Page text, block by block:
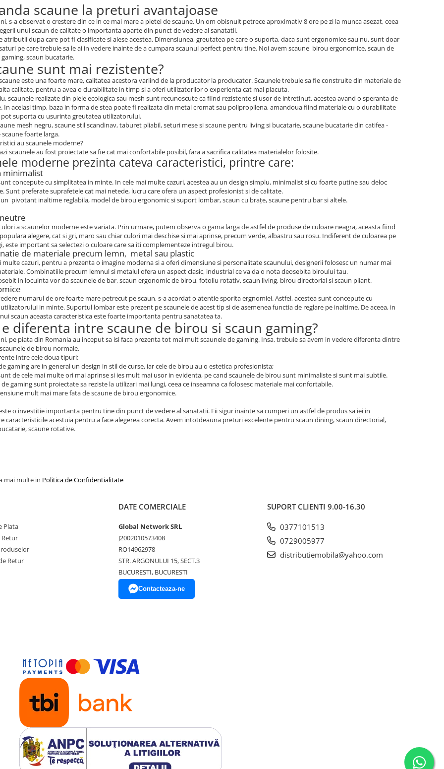
scaune la preturi avantajoase
s-a observat o crestere din ce in ce mai mare a pietei de scaune. Un om obisnuit petrece aproximativ 8 ore pe zi la munca asezat, ceea
unui scaun de calitate o importanta aparte din punct de vedere al sanatatii.
atributii dupa care pot fi clasificate si alese acestea. Dimensiunea, greutatea pe care o suporta, daca sunt ergonomice sau nu, sunt doar
pe care trebuie sa le ai in vedere inainte de a cumpara scaunul perfect pentru tine. Noi avem scaune birou ergonomice, scaun de
gaming, scaun bucatarie.
sunt mai rezistente?
este una foarte mare, calitatea acestora variind de la producator la producator. Scaunele trebuie sa fie construite din materiale de
calitate, pentru a avea o durabilitate in timp si a oferi utilizatorilor o experienta cat mai placuta.
scaunele realizate din piele ecologica sau mesh sunt recunoscute ca fiind rezistente si usor de intretinut, acestea avand o speranta de
In acelasi timp, baza in forma de stea poate fi realizata din metal cromat sau polipropilena, amandoua fiind materiale cu o durabilitate
pot suporta cu usurinta greutatea utilizatorului.
mesh negru, scaune stil scandinav, taburet pliabil, seturi mese si scaune pentru living si bucatarie, scaune bucatarie din catifea -
scaune foarte larga.
au scaunele moderne?
scaunele au fost proiectate sa fie cat mai confortabile posibil, fara a sacrifica calitatea materialelor folosite.
moderne prezinta cateva caracteristici, printre care:
minimalist
concepute cu simplitatea in minte. In cele mai multe cazuri, acestea au un design simplu, minimalist si cu foarte putine sau deloc
Sunt preferate suprafetele cat mai netede, lucru care ofera un aspect profesionist si de calitate.
pivotant inaltime reglabila, model de birou ergonomic si suport lombar, scaun cu brațe, scaune pentru bar si altele.
a scaunelor moderne este variata. Prin urmare, putem observa o gama larga de astfel de produse de culoare neagra, aceasta fiind
alegere, cat si gri, maro sau chiar culori mai deschise si mai aprinse, precum verde, albastru sau rosu. Indiferent de culoarea pe
este important sa selectezi o culoare care sa iti complementeze intregul birou.
de materiale precum lemn, metal sau plastic
multe cazuri, pentru a prezenta o imagine moderna si a oferi dimensiune si personalitate scaunului, designerii folosesc un numar mai
Combinatiile precum lemnul si metalul ofera un aspect clasic, industrial ce va da o nota deosebita biroului tau.
in locuinta vor da scaunele de bar, scaun ergonomic de birou, fotoliu rotativ, scaun living, birou directorial si scaun pliant.
numarul de ore foarte mare petrecut pe scaun, s-a acordat o atentie sporita ergnomiei. Astfel, acestea sunt concepute cu
in minte. Suportul lombar este prezent pe scaunele de acest tip si de asemenea functia de reglare pe inaltime. De aceea, in
scaun aceasta caracteristica este foarte importanta pentru sanatatea ta.
e diferenta intre scaune de birou si scaun gaming?
pe piata din Romania au inceput sa isi faca prezenta tot mai mult scaunele de gaming. Insa, trebuie sa avem in vedere diferenta dintre
de birou normale.
intre cele doua tipuri:
gaming are in general un design in stil de curse, iar cele de birou au o estetica profesionista;
de cele mai multe ori mai aprinse si ies mult mai usor in evidenta, pe cand scaunele de birou sunt minimaliste si sunt mai subtile.
de gaming sunt proiectate sa reziste la utilizari mai lungi, ceea ce inseamna ca folosesc materiale mai confortabile.
mult mai mare fata de scaune de birou ergonomice.
o investitie importanta pentru tine din punct de vedere al sanatatii. Fii sigur inainte sa cumperi un astfel de produs sa iei in
caracteristicile acestuia pentru a face alegerea corecta. Avem intotdeauna preturi excelente pentru scaun dining, scaun directorial,
scaune rotative.
mai multe in Politica de Confidentialitate
Plata
Retur
Retur
DATE COMERCIALE
Global Network SRL
J2002010573408
RO14962978
STR. ARGONULUI 15, SECT.3
BUCURESTI, BUCURESTI
Contacteaza-ne
SUPORT CLIENTI 9.00-16.30
0377101513
0729005977
distributiemobila@yahoo.com